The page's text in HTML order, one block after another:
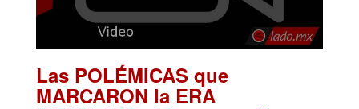
Las POLÉMICAS que
MARCARON la ERA